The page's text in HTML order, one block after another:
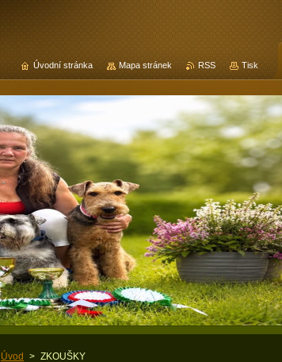
Úvod > ZKOUŠKY
Úvodní stránka Mapa stránek RSS Tisk